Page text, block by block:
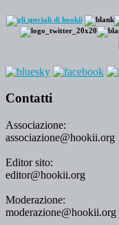
Contatti
Associazione:
associazione@hookii.org
Editor sito:
editor@hookii.org
Moderazione:
moderazione@hookii.org